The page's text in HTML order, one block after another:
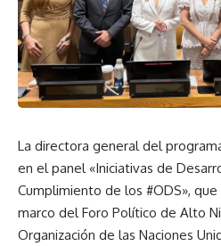
La directora general del
en el panel «Iniciativas de
Cumplimiento de los #ODS»,
marco del Foro Político de Alto
Organización de las Naciones